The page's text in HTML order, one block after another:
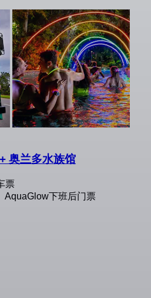
奥兰多水族馆
票
AquaGlow下班后门票